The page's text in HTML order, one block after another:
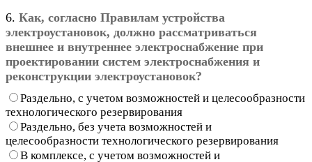
6. Как, согласно Правилам устройства
электроустановок, должно рассматриваться
внешнее и внутреннее электроснабжение при
проектировании систем электроснабжения и
реконструкции электроустановок?
Раздельно, с учетом возможностей и целесообразности
технологического резервирования
Раздельно, без учета возможностей и
целесообразности технологического резервирования
В комплексе, с учетом возможностей и